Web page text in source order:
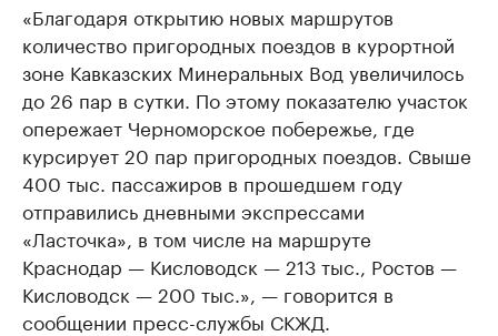
«Благодаря открытию новых маршрутов
количество пригородных поездов в курортной
зоне Кавказских Минеральных Вод увеличилось
до 26 пар в сутки. По этому показателю участок
опережает Черноморское побережье, где
курсирует 20 пар пригородных поездов. Свыше
400 тыс. пассажиров в прошедшем году
отправились дневными экспрессами
«Ласточка», в том числе на маршруте
Краснодар — Кисловодск — 213 тыс., Ростов —
Кисловодск — 200 тыс.», — говорится в
сообщении пресс-службы СКЖД.